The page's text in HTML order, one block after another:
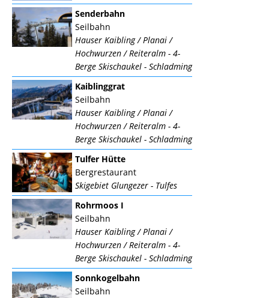
Senderbahn
Seilbahn
Hauser Kaibling / Planai /
Hochwurzen / Reiteralm - 4-
Berge Skischaukel - Schladming
Kaiblinggrat
Seilbahn
Hauser Kaibling / Planai /
Hochwurzen / Reiteralm - 4-
Berge Skischaukel - Schladming
Tulfer Hütte
Bergrestaurant
Skigebiet Glungezer - Tulfes
Rohrmoos I
Seilbahn
Hauser Kaibling / Planai /
Hochwurzen / Reiteralm - 4-
Berge Skischaukel - Schladming
Sonnkogelbahn
Seilbahn